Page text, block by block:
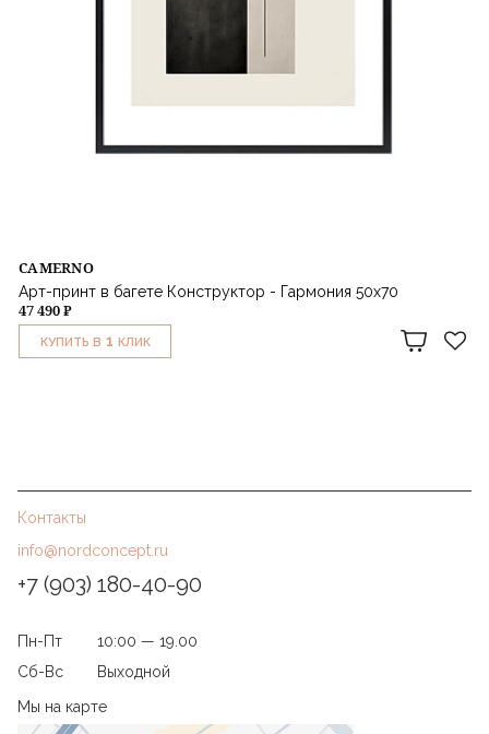
CAMERNO
Арт-принт в багете Конструктор - Гармония 50х70
47 490 ₽
КУПИТЬ В 1 КЛИК
Контакты
info@nordconcept.ru
+7 (903) 180-40-90
Пн-Пт
10:00 — 19.00
Сб-Вс
Выходной
Мы на карте